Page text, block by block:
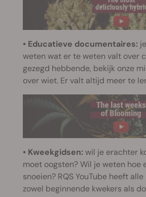
• Educatieve documentaires:
weten wat er te weten valt over
gezegd hebbende, bekijk onze
over wiet. Er valt altijd meer te
• Kweekgidsen: wil je erachter
moet oogsten? Wil je weten hoe
snoeien? RQS YouTube heeft
zowel beginnende kwekers als